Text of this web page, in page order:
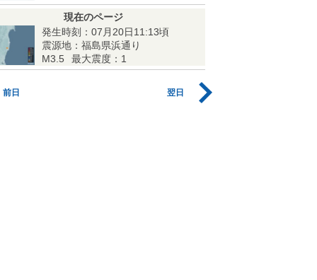
現在のページ
発生時刻：07月20日11:13頃
震源地：福島県浜通り
M3.5
最大震度：1
前日 翌日